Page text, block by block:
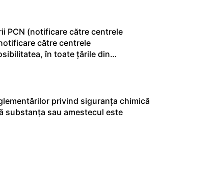
PCN (notificare către centrele
către centrele
în toate țările din…
privind siguranța chimică
substanța sau amestecul este